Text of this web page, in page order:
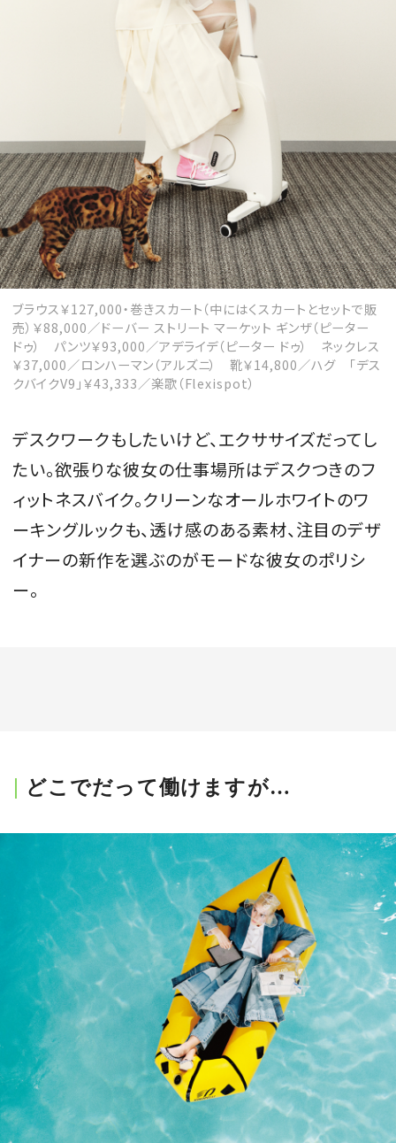
ログイン・新規会員登録
MAGAZINE
SPUR 2026 JULY
2026年9月号
最新号を試し読み
ブラウス￥127,000・巻きスカート（中にはくスカートとセットで販
売）￥88,000／ドーバー ストリート マーケット ギンザ（ピーター
ドゥ） パンツ￥93,000／アデライデ（ピーター ドゥ） ネックレス
￥37,000／ロンハーマン（アルズニ） 靴￥14,800／ハグ 「デス
クバイクV9」￥43,333／楽歌（Flexispot）
デスクワークもしたいけど、エクササイズだってし
たい。欲張りな彼女の仕事場所はデスクつきのフ
ィットネスバイク。クリーンなオールホワイトのワ
ーキングルックも、透け感のある素材、注目のデザ
イナーの新作を選ぶのがモードな彼女のポリシ
ー。
どこでだって働けますが…